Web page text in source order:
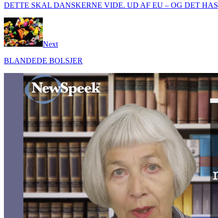
DETTE SKAL DANSKERNE VIDE. UD AF EU – OG DET
Next
BLANDEDE BOLSJER